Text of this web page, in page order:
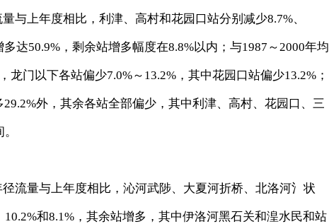
上年度相比，利津、高村和花园口站分别减少8.7%、
达50.9%，剩余站增多幅度在8.8%以内；与1987～2000年均
龙门以下各站偏少7.0%～13.2%，其中花园口站偏少13.2%；
外，其余各站全部偏少，其中利津、高村、花园口、三
量与上年度相比，沁河武陟、大夏河折桥、北洛河氵状
和8.1%，其余站增多，其中伊洛河黑石关和湟水民和站